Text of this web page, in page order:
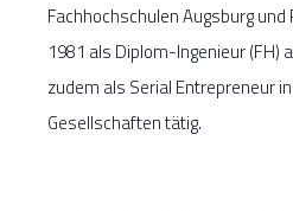
Fachhochschulen Augsburg
1981 als Diplom-Ingenieur (FH)
zudem als Serial Entrepreneur
Gesellschaften tätig.